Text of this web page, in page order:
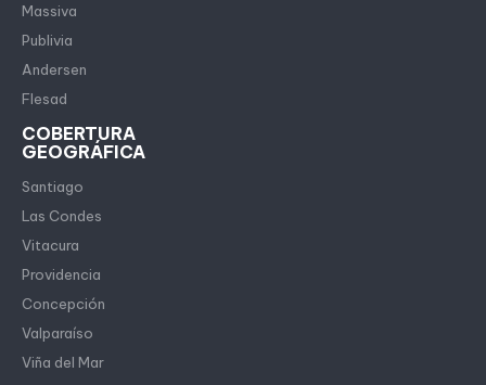
Massiva
Publivia
Andersen
Flesad
COBERTURA
GEOGRÁFICA
Santiago
Las Condes
Vitacura
Providencia
Concepción
Valparaíso
Viña del Mar